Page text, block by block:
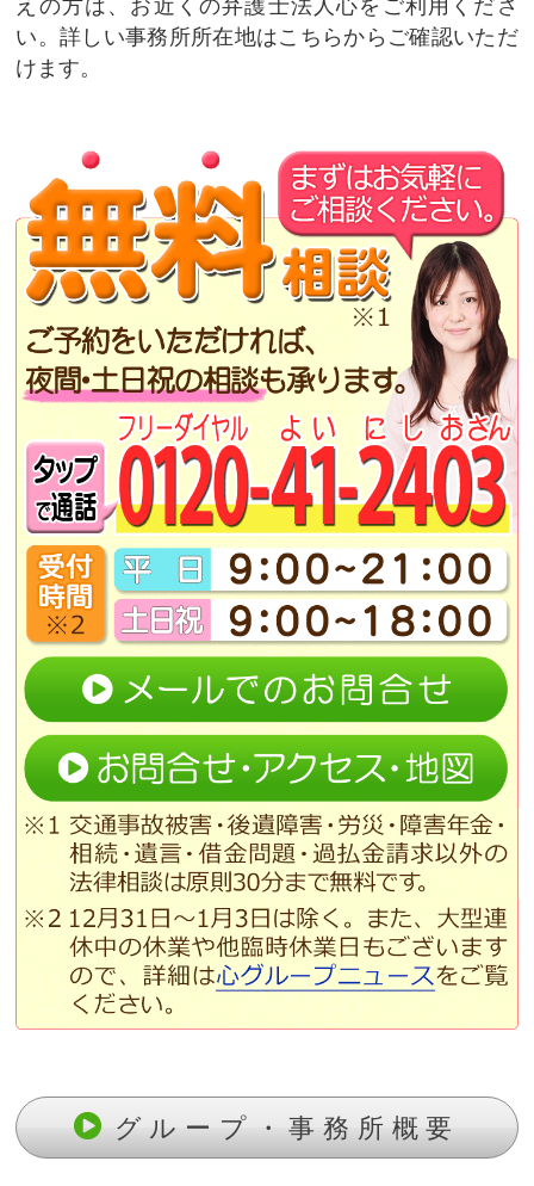
えの方は、お近くの弁護士法人心をご利用くださ
い。詳しい事務所所在地はこちらからご確認いただ
けます。
グループ・事務所概要